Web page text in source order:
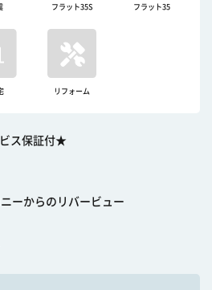
フラット35S フラット35
リフォーム
ス保証付★
ーからのリバービュー